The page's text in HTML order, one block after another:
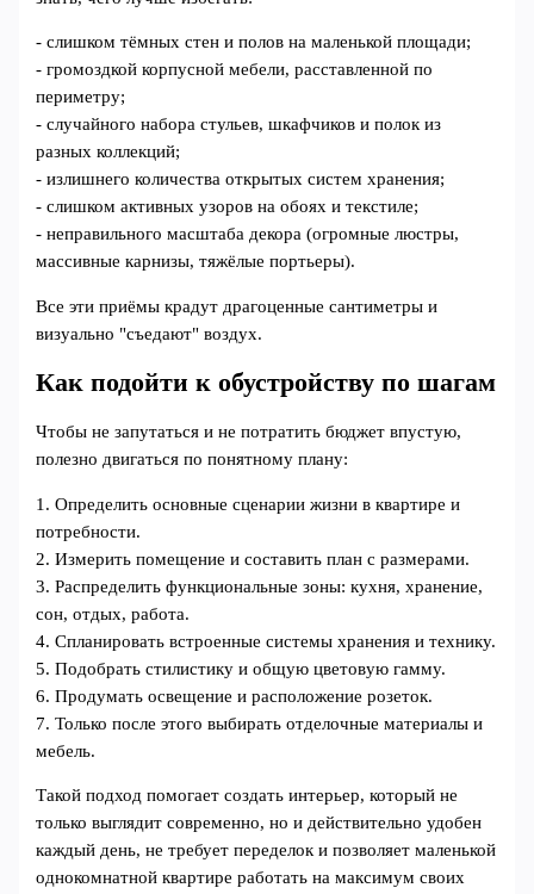
- слишком тёмных стен и полов на маленькой площади;
- громоздкой корпусной мебели, расставленной по
периметру;
- случайного набора стульев, шкафчиков и полок из
разных коллекций;
- излишнего количества открытых систем хранения;
- слишком активных узоров на обоях и текстиле;
- неправильного масштаба декора (огромные люстры,
массивные карнизы, тяжёлые портьеры).
Все эти приёмы крадут драгоценные сантиметры и
визуально "съедают" воздух.
Как подойти к обустройству по шагам
Чтобы не запутаться и не потратить бюджет впустую,
полезно двигаться по понятному плану:
1. Определить основные сценарии жизни в квартире и
потребности.
2. Измерить помещение и составить план с размерами.
3. Распределить функциональные зоны: кухня, хранение,
сон, отдых, работа.
4. Спланировать встроенные системы хранения и технику.
5. Подобрать стилистику и общую цветовую гамму.
6. Продумать освещение и расположение розеток.
7. Только после этого выбирать отделочные материалы и
мебель.
Такой подход помогает создать интерьер, который не
только выглядит современно, но и действительно удобен
каждый день, не требует переделок и позволяет маленькой
однокомнатной квартире работать на максимум своих